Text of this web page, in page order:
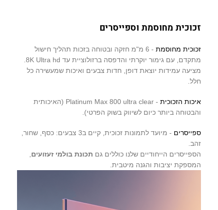
זכוכית מחוסמת וספייסרים
זכוכית מחוסמת
- 6 מ"מ חזקה ובטוחה בזכות תהליך חישול
מציעה עמידות יוצאת דופן, חדות צבעים ואיכות שמעשירה כל
חלל.
איכות הזכוכית
- Platinum Max 800 ultra clear (האיכותית
והבטוחה ביותר כיום לשיווק בשוק הפרטי).
ספייסרים
- מיועד לתמונות זכוכית, קיים ב3 צבעים: כסף, שחור,
זהב.
הספייסרים הייחודיים שלנו כוללים גם תכונת בולמי זעזועים
המספקת יציבות והגנה מיטבית.